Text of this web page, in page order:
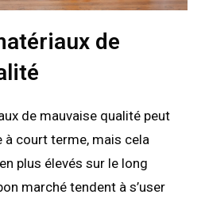
de
de mauvaise qualité peut
à court terme, mais cela
plus élevés sur le long
marché tendent à s’user